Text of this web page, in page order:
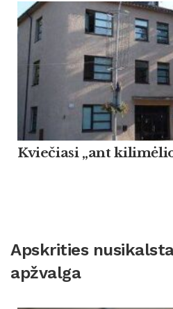
Kviečiasi „ant
Apskrities
apžvalga